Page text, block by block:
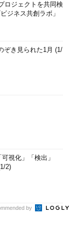
ロジェクトを共同検
ジネス共創ラボ」
ぞき見られた1月 (1/
視化」「検出」
2)
by